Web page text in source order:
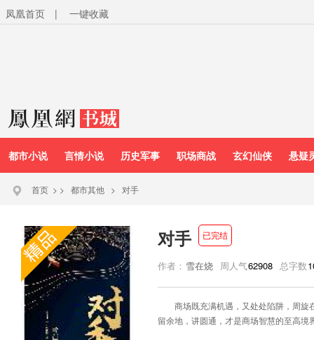
凤凰首页 | 一键收藏
都市小说 言情小说 历史军事 职场商战 玄幻仙侠 悬疑
首页 > > 都市其他 > 对手
对手 已完结
作者： 雪在烧 周人气62908 总字数
商场既充满机遇，又处处陷阱，周
留余地，讲圆通，才是商场智慧的至高境